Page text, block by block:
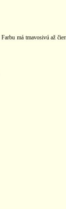
má tmavosivú až